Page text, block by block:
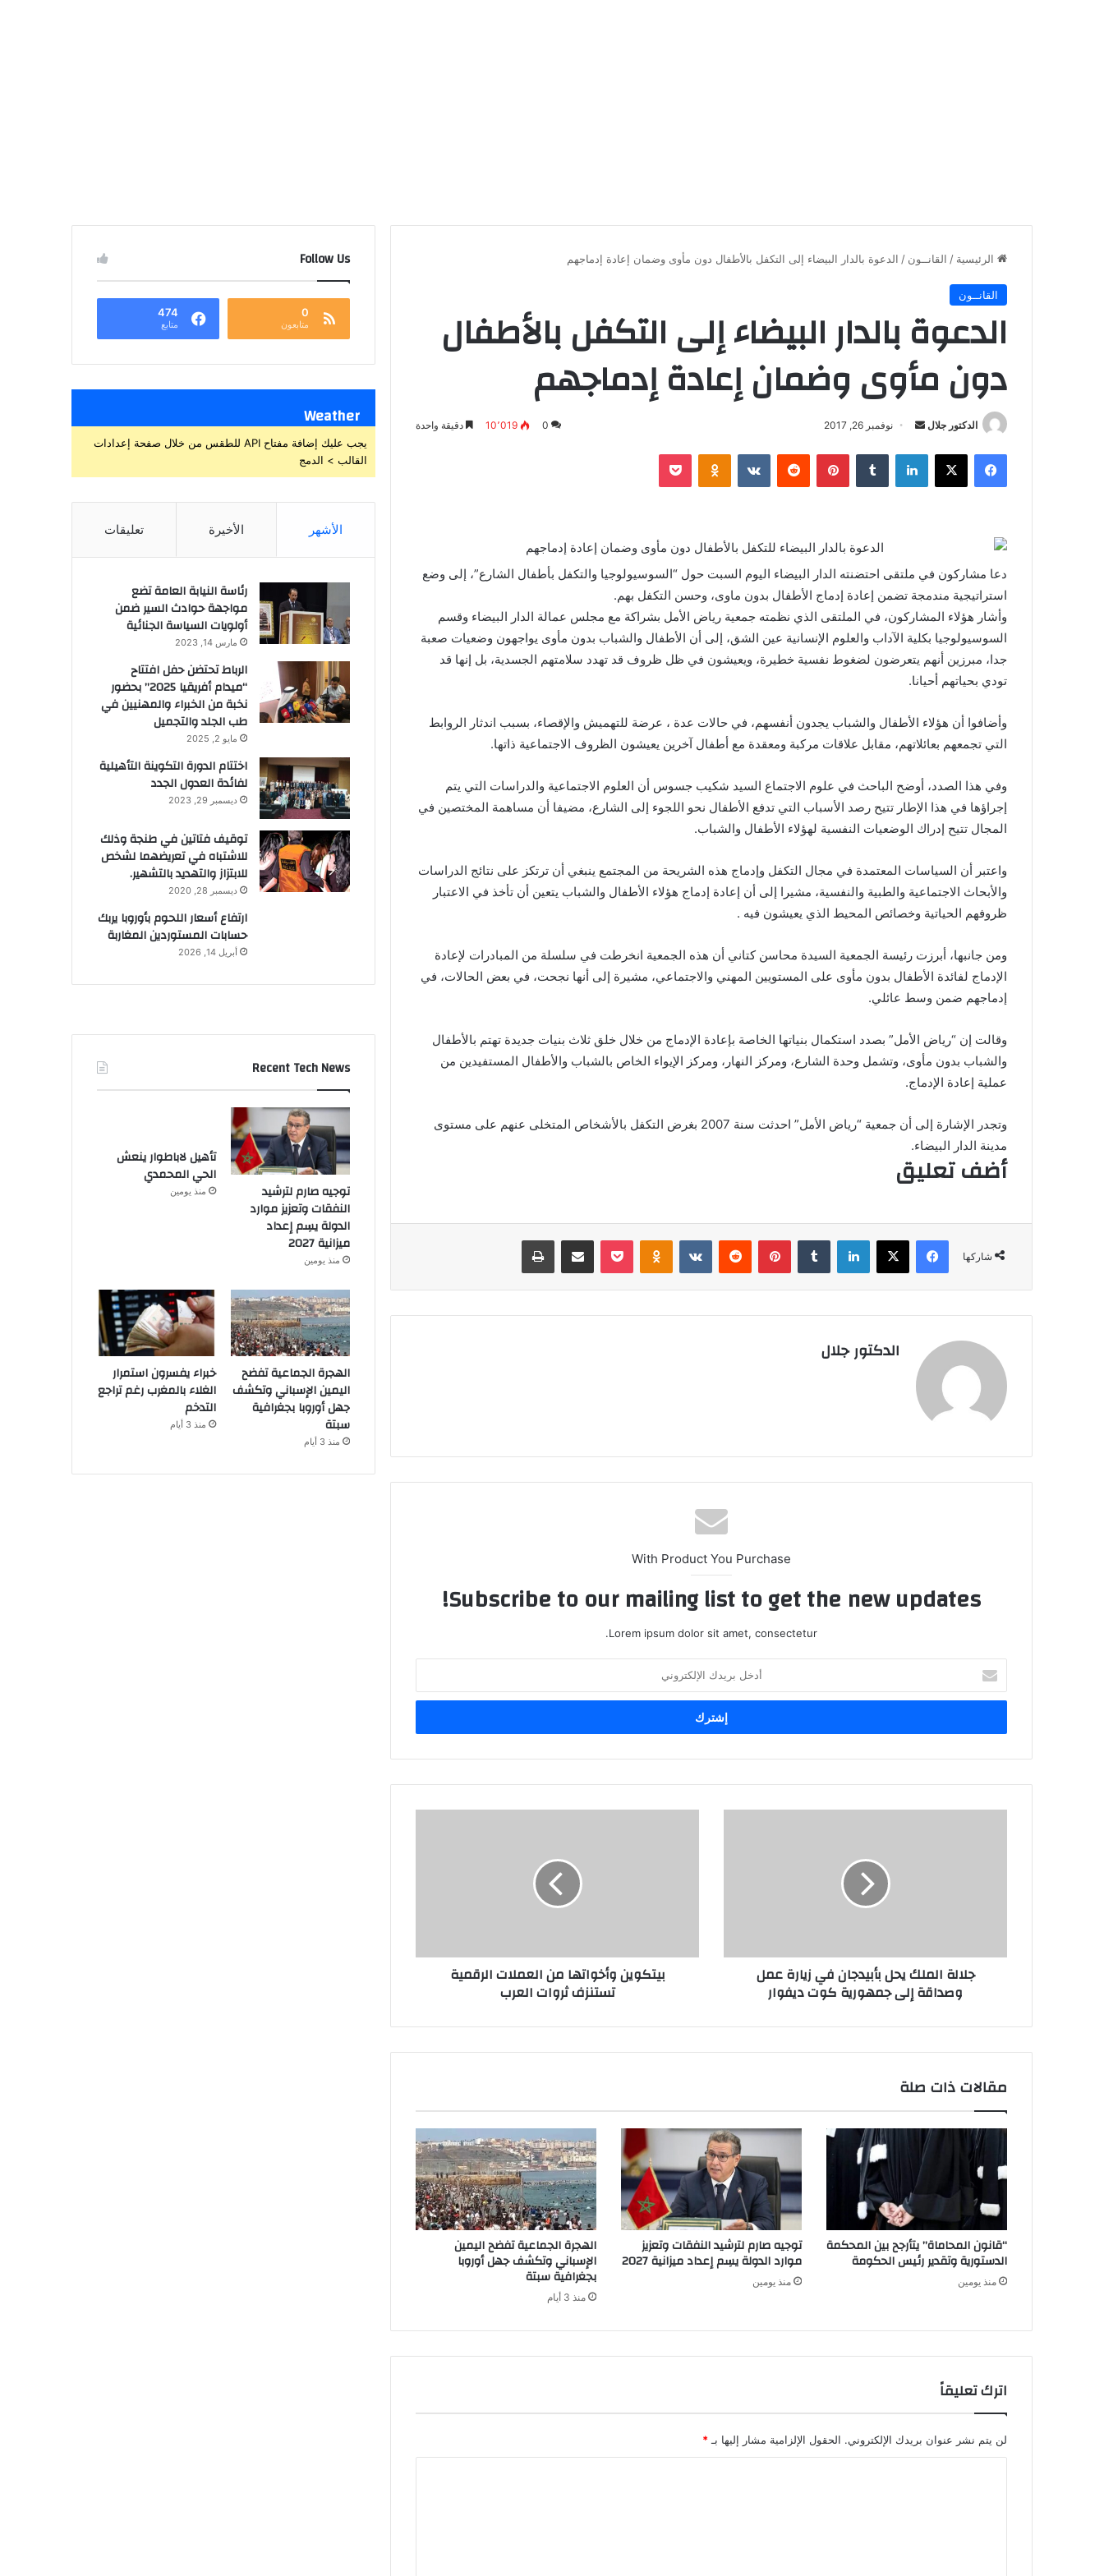
الرئيسية / القانــون / الدعوة بالدار البيضاء إلى التكفل بالأطفال دون مأوى وضمان إعادة إدماجهم
القانــون
الدعوة بالدار البيضاء إلى التكفل بالأطفال
دون مأوى وضمان إعادة إدماجهم
الدكتور جلال
أرسل
إلكترونيا
نوفمبر 26, 2017 0 10٬019 دقيقة واحدة
فيسبوك X لينكدإن بينتيريست Odnoklassniki
بوكيت
دعا مشاركون في ملتقى احتضنته الدار البيضاء اليوم السبت حول “السوسيولوجيا والتكفل بأطفال الشارع”، إلى وضع
استراتيجية مندمجة تضمن إعادة إدماج الأطفال بدون ماوى، وحسن التكفل بهم.
وأشار هؤلاء المشاركون، في الملتقى الذي نظمته جمعية رياض الأمل بشراكة مع مجلس عمالة الدار البيضاء وقسم
السوسيولوجيا بكلية الآداب والعلوم الإنسانية عين الشق، إلى أن الأطفال والشباب بدون مأوى يواجهون وضعيات صعبة
جدا، مبرزين أنهم يتعرضون لضغوط نفسية خطيرة، ويعيشون في ظل ظروف قد تهدد سلامتهم الجسدية، بل إنها قد
تودي بحياتهم أحيانا.
وأضافوا أن هؤلاء الأطفال والشباب يجدون أنفسهم، في حالات عدة ، عرضة للتهميش والإقصاء، بسبب اندثار الروابط
التي تجمعهم بعائلاتهم، مقابل علاقات مركبة ومعقدة مع أطفال آخرين يعيشون الظروف الاجتماعية ذاتها.
وفي هذا الصدد، أوضح الباحث في علوم الاجتماع السيد شكيب جسوس أن العلوم الاجتماعية والدراسات التي يتم
إجراؤها في هذا الإطار تتيح رصد الأسباب التي تدفع الأطفال نحو اللجوء إلى الشارع، مضيفا أن مساهمة المختصين في
المجال تتيح إدراك الوضعيات النفسية لهؤلاء الأطفال والشباب.
واعتبر أن السياسات المعتمدة في مجال التكفل وإدماج هذه الشريحة من المجتمع ينبغي أن ترتكز على نتائج الدراسات
والأبحاث الاجتماعية والطبية والنفسية، مشيرا إلى أن إعادة إدماج هؤلاء الأطفال والشباب يتعين أن تأخذ في الاعتبار
ظروفهم الحياتية وخصائص المحيط الذي يعيشون فيه .
ومن جانبها، أبرزت رئيسة الجمعية السيدة محاسن كتاني أن هذه الجمعية انخرطت في سلسلة من المبادرات لإعادة
الإدماج لفائدة الأطفال بدون مأوى على المستويين المهني والاجتماعي، مشيرة إلى أنها نجحت، في بعض الحالات، في
إدماجهم ضمن وسط عائلي.
وقالت إن “رياض الأمل” بصدد استكمال بنياتها الخاصة بإعادة الإدماج من خلال خلق ثلاث بنيات جديدة تهتم بالأطفال
والشباب بدون مأوى، وتشمل وحدة الشارع، ومركز النهار، ومركز الإيواء الخاص بالشباب والأطفال المستفيدين من
عملية إعادة الإدماج.
وتجدر الإشارة إلى أن جمعية “رياض الأمل” احدثت سنة 2007 بغرض التكفل بالأشخاص المتخلى عنهم على مستوى
مدينة الدار البيضاء.
أضف تعليق
شاركها
فيسبوك X لينكدإن بينتيريست Odnoklassniki
بوكيت مشاركة عبر البريد طباعة
الدكتور جلال
With Product You Purchase
Subscribe to our mailing list to get the new updates!
Lorem ipsum dolor sit amet, consectetur.
بريدك
الإلكتروني
جلالة الملك يحل بأبيدجان في زيارة عمل
وصداقة إلى جمهورية كوت ديفوار
بيتكوين وأخواتها من العملات الرقمية
تستنزف ثروات العرب
مقالات ذات صلة
“قانون المحاماة” يتأرجح بين المحكمة
الدستورية وتقدير رئيس الحكومة
منذ يومين
توجيه صارم لترشيد النفقات وتعزيز
موارد الدولة يسِم إعداد ميزانية 2027
منذ يومين
الهجرة الجماعية تفضح اليمين
الإسباني وتكشف جهل أوروبا
بجغرافية سبتة
منذ 3 أيام
اترك تعليقاً
لن يتم نشر عنوان بريدك الإلكتروني. الحقول الإلزامية مشار إليها بـ *
Follow Us
0
متابعون
474
متابع
Weather
يجب عليك إضافة مفتاح API للطقس من خلال صفحة إعدادات
القالب > الدمج
الأشهر الأخيرة تعليقات
رئاسة النيابة العامة تضع
مواجهة حوادث السير ضمن
أولويات السياسة الجنائية
مارس 14, 2023
الرباط تحتضن حفل افتتاح
“ميدام أفريقيا 2025” بحضور
نخبة من الخبراء والمهنيين في
طب الجلد والتجميل
مايو 2, 2025
اختتام الدورة التكوينة التأهيلية
لفائدة العدول الجدد
ديسمبر 29, 2023
توقيف فتاتين في طنجة وذلك
للاشتباه في تعريضهما لشخص
للابتزاز والتهديد بالتشهير.
ديسمبر 28, 2020
ارتفاع أسعار اللحوم بأوروبا يربك
حسابات المستوردين المغاربة
أبريل 14, 2026
Recent Tech News
توجيه صارم لترشيد
النفقات وتعزيز موارد
الدولة يسِم إعداد
ميزانية 2027
منذ يومين
تأهيل لاباطوار ينعش
الحي المحمدي
منذ يومين
الهجرة الجماعية تفضح
اليمين الإسباني وتكشف
جهل أوروبا بجغرافية
سبتة
منذ 3 أيام
خبراء يفسرون استمرار
الغلاء بالمغرب رغم تراجع
التدخم
منذ 3 أيام